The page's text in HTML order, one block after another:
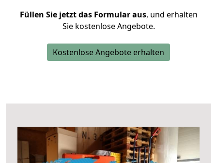
Füllen Sie jetzt das Formular aus, und erhalten
Sie kostenlose Angebote.
Kostenlose Angebote erhalten